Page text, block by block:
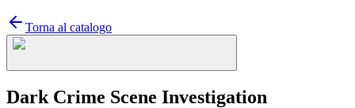
Torna al catalogo
Dark Crime Scene Investigation